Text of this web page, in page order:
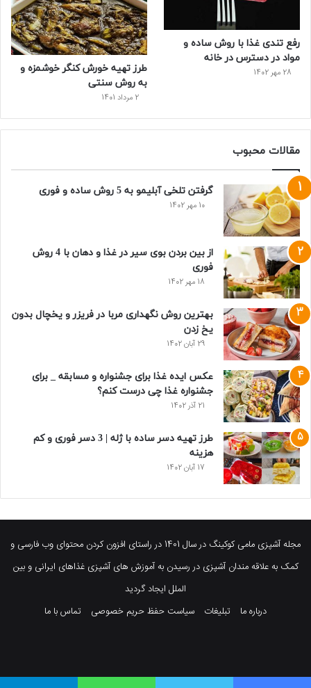
رفع تندی غذا با روش ساده و
مواد در دسترس در خانه
28 مهر 1402
طرز تهیه خورش کنگر خوشمزه و
به روش سنتی
2 مرداد 1401
مقالات محبوب
گرفتن تلخی آبلیمو به 5 روش ساده و فوری
10 مهر 1402
از بین بردن بوی سیر در غذا و دهان با 4 روش
فوری
18 مهر 1402
بهترین روش نگهداری مربا در فریزر و یخچال بدون
یخ زدن
29 آبان 1402
عکس ایده غذا برای جشنواره و مسابقه _ برای
جشنواره غذا چی درست کنم؟
21 آذر 1402
طرز تهیه دسر ساده با ژله | 3 دسر فوری و کم
هزینه
17 آبان 1402
مجله آشپزی مامی کوکینگ در سال 1401 در راستای افزون کردن محتوای وب فارسی و
کمک به علاقه مندان آشپزی در رسیدن به آموزش های آشپزی غذاهای ایرانی و بین
الملل ایجاد گردید
درباره ما
تبلیغات سیاست حفظ حریم خصوصی تماس با ما